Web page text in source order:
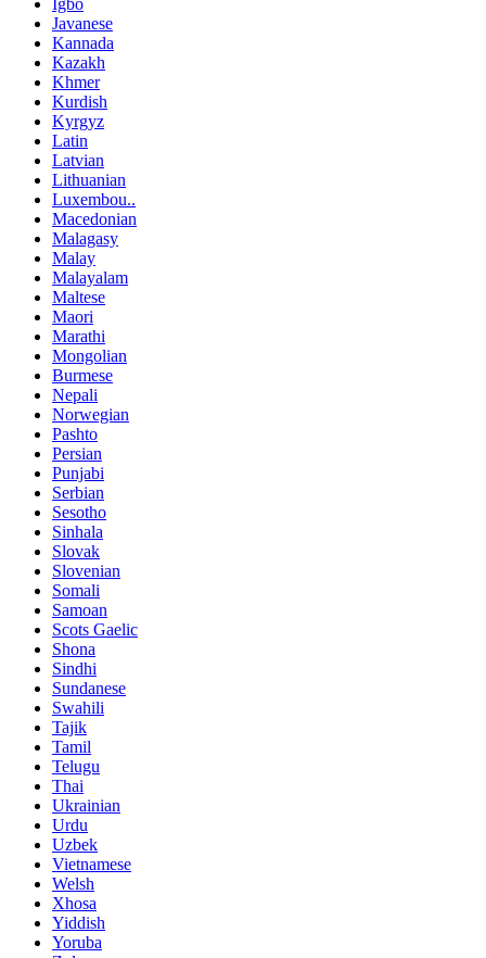
Igbo
Javanese
Kannada
Kazakh
Khmer
Kurdish
Kyrgyz
Latin
Latvian
Lithuanian
Luxembou..
Macedonian
Malagasy
Malay
Malayalam
Maltese
Maori
Marathi
Mongolian
Burmese
Nepali
Norwegian
Pashto
Persian
Punjabi
Serbian
Sesotho
Sinhala
Slovak
Slovenian
Somali
Samoan
Scots Gaelic
Shona
Sindhi
Sundanese
Swahili
Tajik
Tamil
Telugu
Thai
Ukrainian
Urdu
Uzbek
Vietnamese
Welsh
Xhosa
Yiddish
Yoruba